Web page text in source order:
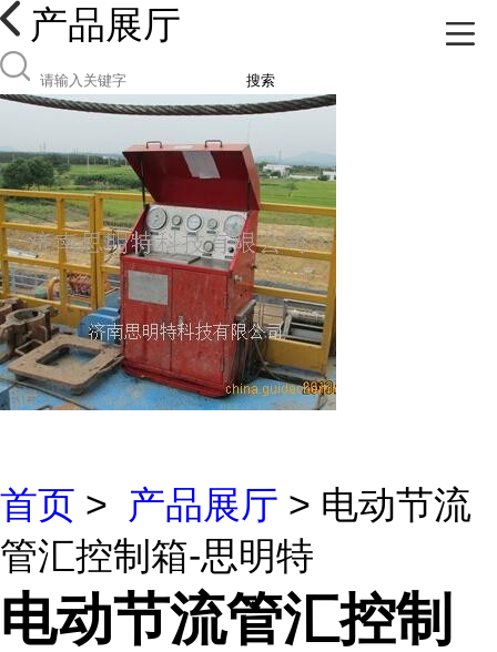
产品展厅
搜索
首页 > 产品展厅 > 电动节流
管汇控制箱-思明特
电动节流管汇控制